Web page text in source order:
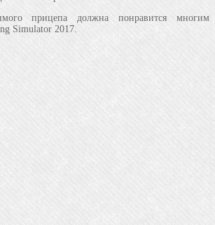
прицепа должна понравится многим
Simulator 2017.